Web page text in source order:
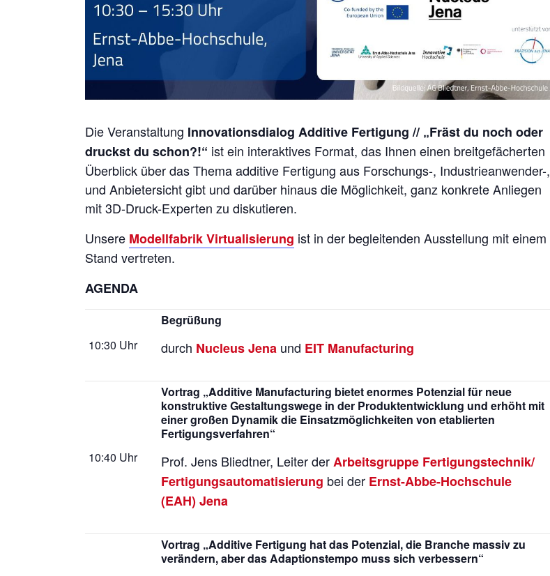
Die Veranstaltung Innovationsdialog Additive Fertigung // „Fräst du noch oder
druckst du schon?!“ ist ein interaktives Format, das Ihnen einen breitgefächerten
Überblick über das Thema additive Fertigung aus Forschungs-, Industrieanwender-,
und Anbietersicht gibt und darüber hinaus die Möglichkeit, ganz konkrete Anliegen
mit 3D-Druck-Experten zu diskutieren.
Unsere Modellfabrik Virtualisierung ist in der begleitenden Ausstellung mit einem
Stand vertreten.
AGENDA
10:30 Uhr
Begrüßung
durch Nucleus Jena und EIT Manufacturing
10:40 Uhr
Vortrag „Additive Manufacturing bietet enormes Potenzial für neue
konstruktive Gestaltungswege in der Produktentwicklung und erhöht mit
einer großen Dynamik die Einsatzmöglichkeiten von etablierten
Fertigungsverfahren“
Prof. Jens Bliedtner, Leiter derArbeitsgruppe Fertigungstechnik/
Fertigungsautomatisierung bei der Ernst-Abbe-Hochschule
(EAH) Jena
Vortrag „Additive Fertigung hat das Potenzial, die Branche massiv zu
verändern, aber das Adaptionstempo muss sich verbessern“